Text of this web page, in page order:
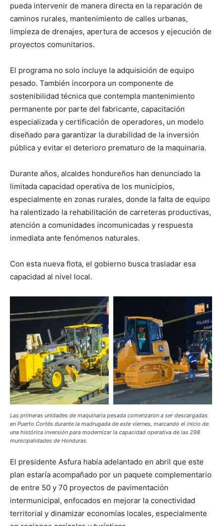
pueda intervenir de manera directa en la reparación de
caminos rurales, mantenimiento de calles urbanas,
limpieza de drenajes, apertura de accesos y ejecución de
proyectos comunitarios.
El programa no solo incluye la adquisición de equipo
pesado. También incorpora un componente de
sostenibilidad técnica que contempla mantenimiento
permanente por parte del fabricante, capacitación
especializada y certificación de operadores, un modelo
diseñado para garantizar la durabilidad de la inversión
pública y evitar el deterioro prematuro de la maquinaria.
Durante años, alcaldes hondureños han denunciado la
limitada capacidad operativa de los municipios,
especialmente en zonas rurales, donde la falta de equipo
ha ralentizado la rehabilitación de carreteras productivas,
atención a comunidades incomunicadas y respuesta
inmediata ante fenómenos naturales.
Con esta nueva flota, el gobierno busca trasladar esa
capacidad al nivel local.
Las primeras unidades de maquinaria pesada comenzaron a ser descargadas
en Puerto Cortés durante la madrugada de este viernes, marcando el inicio de
una histórica inversión para modernizar la capacidad operativa de las 298
municipalidades de Honduras.
El presidente Asfura había adelantado en abril que este
plan estaría acompañado por un paquete complementario
de entre 50 y 70 proyectos de pavimentación
intermunicipal, enfocados en mejorar la conectividad
territorial y dinamizar economías locales, especialmente